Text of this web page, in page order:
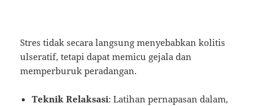
Stres tidak secara langsung menyebabkan kolitis
ulseratif, tetapi dapat memicu gejala dan
memperburuk peradangan.
Teknik Relaksasi: Latihan pernapasan dalam,